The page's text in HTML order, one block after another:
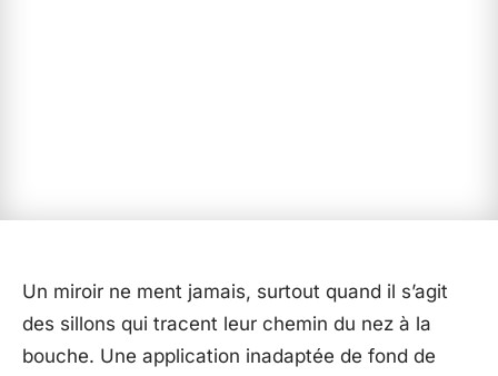
Un miroir ne ment jamais, surtout quand il s’agit
des sillons qui tracent leur chemin du nez à la
bouche. Une application inadaptée de fond de